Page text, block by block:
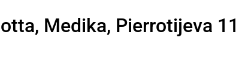
Medika, Pierrotijeva 11